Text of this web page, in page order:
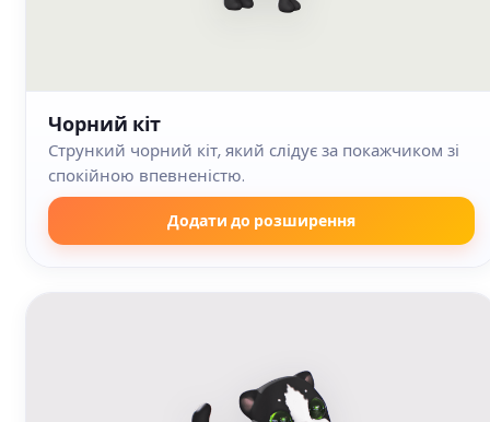
Чорний кіт
Стрункий чорний кіт, який слідує за покажчиком зі
спокійною впевненістю.
Додати до розширення